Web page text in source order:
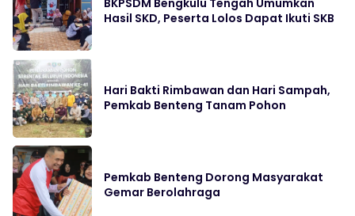
BKPSDM Bengkulu Tengah Umumkan
Hasil SKD, Peserta Lolos Dapat Ikuti SKB
Hari Bakti Rimbawan dan Hari Sampah,
Pemkab Benteng Tanam Pohon
Pemkab Benteng Dorong Masyarakat
Gemar Berolahraga